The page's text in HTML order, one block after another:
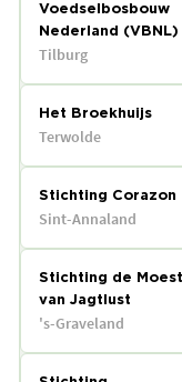
Voedselbosbouw
Nederland (VBNL)
Tilburg
Het Broekhuijs
Terwolde
Stichting Corazon
Sint-Annaland
Stichting de
van Jagtlust
's-Graveland